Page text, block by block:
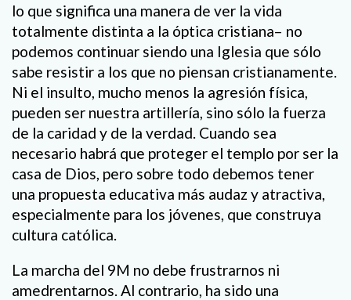
lo que significa una manera de ver la vida
totalmente distinta a la óptica cristiana– no
podemos continuar siendo una Iglesia que sólo
sabe resistir a los que no piensan cristianamente.
Ni el insulto, mucho menos la agresión física,
pueden ser nuestra artillería, sino sólo la fuerza
de la caridad y de la verdad. Cuando sea
necesario habrá que proteger el templo por ser la
casa de Dios, pero sobre todo debemos tener
una propuesta educativa más audaz y atractiva,
especialmente para los jóvenes, que construya
cultura católica.
La marcha del 9M no debe frustrarnos ni
amedrentarnos. Al contrario, ha sido una